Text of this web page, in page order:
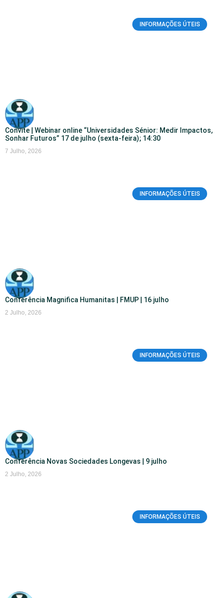
INFORMAÇÕES ÚTEIS
Convite | Webinar online “Universidades Sénior: Medir Impactos,
Sonhar Futuros” 17 de julho (sexta-feira); 14:30
7 Julho, 2026
INFORMAÇÕES ÚTEIS
Conferência Magnifica Humanitas | FMUP | 16 julho
2 Julho, 2026
INFORMAÇÕES ÚTEIS
Conferência Novas Sociedades Longevas | 9 julho
2 Julho, 2026
INFORMAÇÕES ÚTEIS